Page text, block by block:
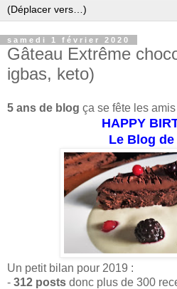
samedi 1 février 2020
Gâteau Extrême
igbas, keto)
5 ans de blog ça se fête les
HAPPY
Le Blog de
Un petit bilan pour 2019 :
- 312 posts donc plus de 300